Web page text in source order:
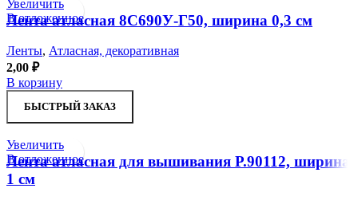
Увеличить
В отложенное
Лента атласная 8С690У-Г50, ширина 0,3 см
Ленты, Атласная, декоративная
2,00 ₽
В корзину
БЫСТРЫЙ ЗАКАЗ
Увеличить
В отложенное
Лента атласная для вышивания Р.90112, ширина
1 см